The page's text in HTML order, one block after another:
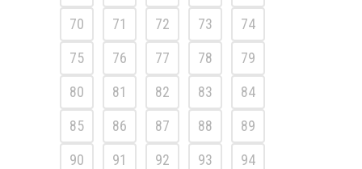
70
71 72 73
74
75
76 77 78
79
80
81 82 83
84
85
86 87 88
89
90
91 92 93
94